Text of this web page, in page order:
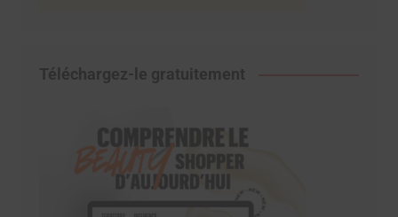
Téléchargez-le gratuitement